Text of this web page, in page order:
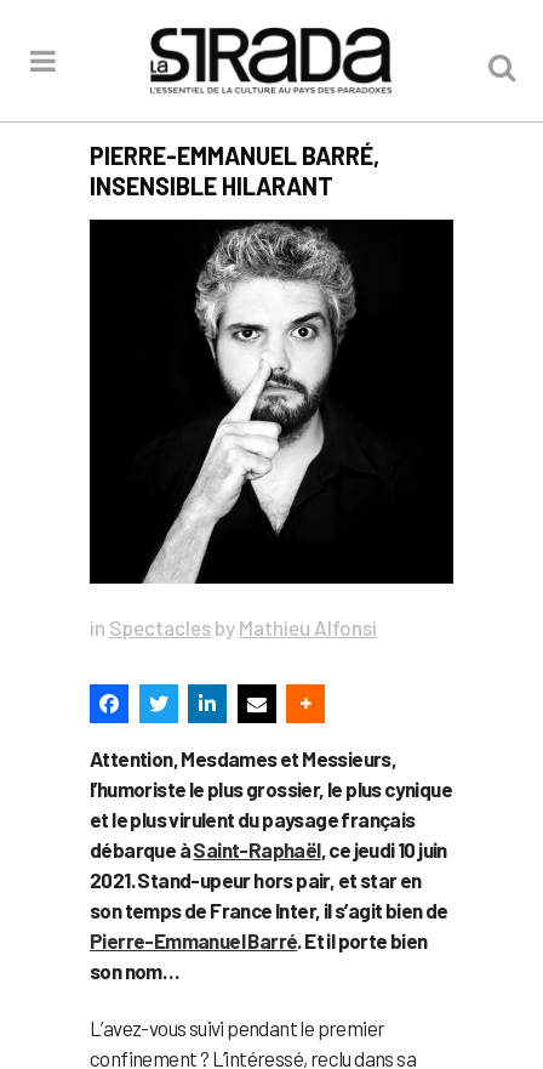
PIERRE-EMMANUEL BARRÉ,
INSENSIBLE HILARANT
in Spectacles by Mathieu Alfonsi
Attention, Mesdames et Messieurs,
l’humoriste le plus grossier, le plus cynique
et le plus virulent du paysage français
débarque àSaint-Raphaël, ce jeudi 10 juin
2021. Stand-upeur hors pair, et star en
son temps de France Inter, il s’agit bien de
Pierre-Emmanuel Barré. Et il porte bien
son nom…
L’avez-vous suivi pendant le premier
confinement ? L’intéressé, reclu dans sa